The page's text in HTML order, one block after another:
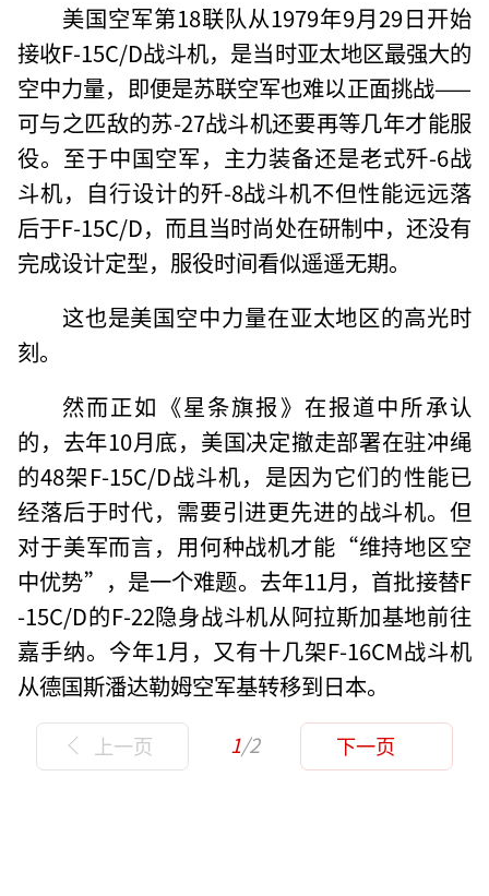
美国空军第18联队从1979年9月29日开始
接收F-15C/D战斗机，是当时亚太地区最强大的
空中力量，即便是苏联空军也难以正面挑战——
可与之匹敌的苏-27战斗机还要再等几年才能服
役。至于中国空军，主力装备还是老式歼-6战
斗机，自行设计的歼-8战斗机不但性能远远落
后于F-15C/D，而且当时尚处在研制中，还没有
完成设计定型，服役时间看似遥遥无期。
这也是美国空中力量在亚太地区的高光时
刻。
然而正如《星条旗报》在报道中所承认
的，去年10月底，美国决定撤走部署在驻冲绳
的48架F-15C/D战斗机，是因为它们的性能已
经落后于时代，需要引进更先进的战斗机。但
对于美军而言，用何种战机才能“维持地区空
中优势”，是一个难题。去年11月，首批接替F
-15C/D的F-22隐身战斗机从阿拉斯加基地前往
嘉手纳。今年1月，又有十几架F-16CM战斗机
从德国斯潘达勒姆空军基转移到日本。
上一页 1/2 下一页